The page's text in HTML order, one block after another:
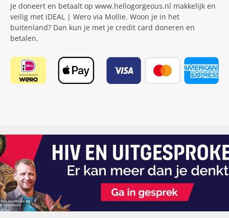
Je doneert en betaalt op www.hellogorgeous.nl makkelijk en
veilig met iDEAL | Wero via Mollie. Woon je in het
buitenland? Dan kun je met je credit card doneren en
betalen.